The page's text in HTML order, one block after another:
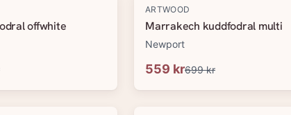
offwhite
-20%
ARTWOOD
Marrakech kuddfodral multi
Newport
559 kr699 kr